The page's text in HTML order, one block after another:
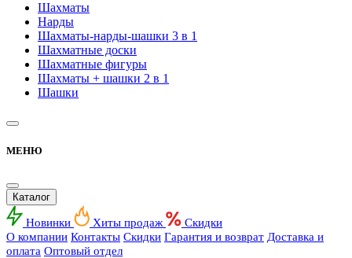
Шахматы
Нарды
Шахматы-нарды-шашки 3 в 1
Шахматные доски
Шахматные фигуры
Шахматы + шашки 2 в 1
Шашки
МЕНЮ
Каталог
Новинки Хиты продаж
Скидки
О компании Контакты Скидки Гарантия и возврат Доставка и
оплата Оптовый отдел